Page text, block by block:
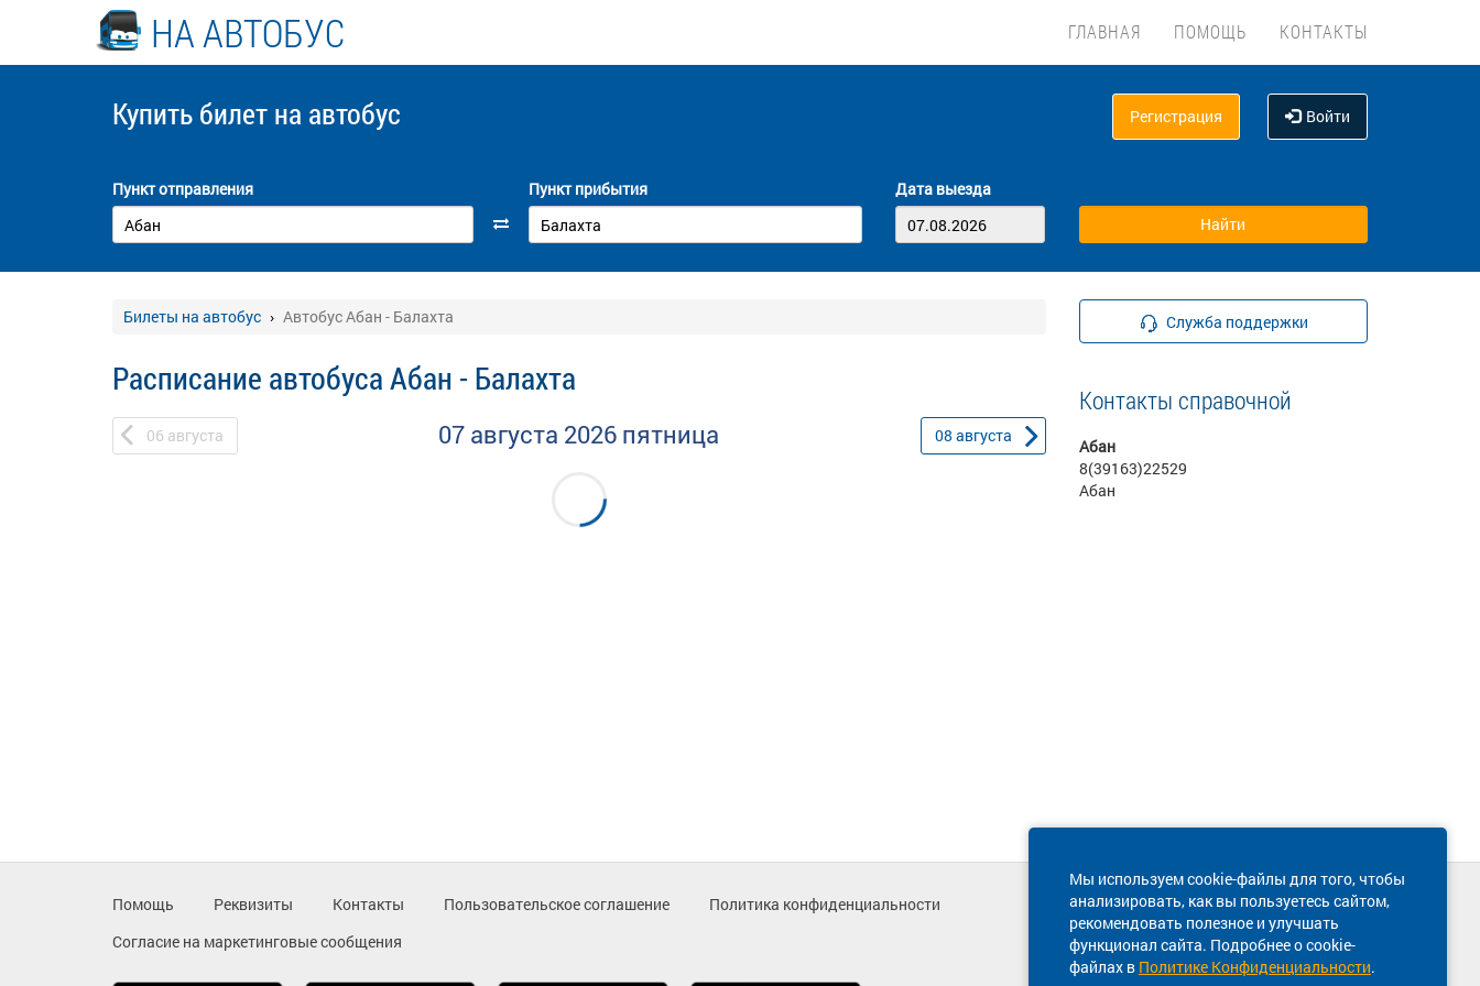
НА АВТОБУС ГЛАВНАЯ ПОМОЩЬ КОНТАКТЫ
Купить билет на автобус Регистрация Войти
Пункт отправления Пункт прибытия Дата выезда
Билеты на автобус Автобус Абан - Балахта
Расписание автобуса Абан - Балахта
06 августа 07 августа 2026 пятница 08 августа
Служба поддержки
Контакты справочной
Абан
8(39163)22529
Абан
Мы используем cookie-файлы для того, чтобы
анализировать, как вы пользуетесь сайтом,
рекомендовать полезное и улучшать
функционал сайта. Подробнее о cookie-
файлах в Политике Конфиденциальности.
Помощь Реквизиты Контакты Пользовательское соглашение
Политика конфиденциальности
Согласие на маркетинговые сообщения
Техническая поддержка сайта
8 800 600-03-38